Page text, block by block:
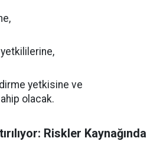
yetkisine ve
olacak.
Riskler Kaynağında